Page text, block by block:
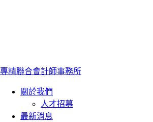
專精聯合會計師事務所
關於我們
人才招募
最新消息